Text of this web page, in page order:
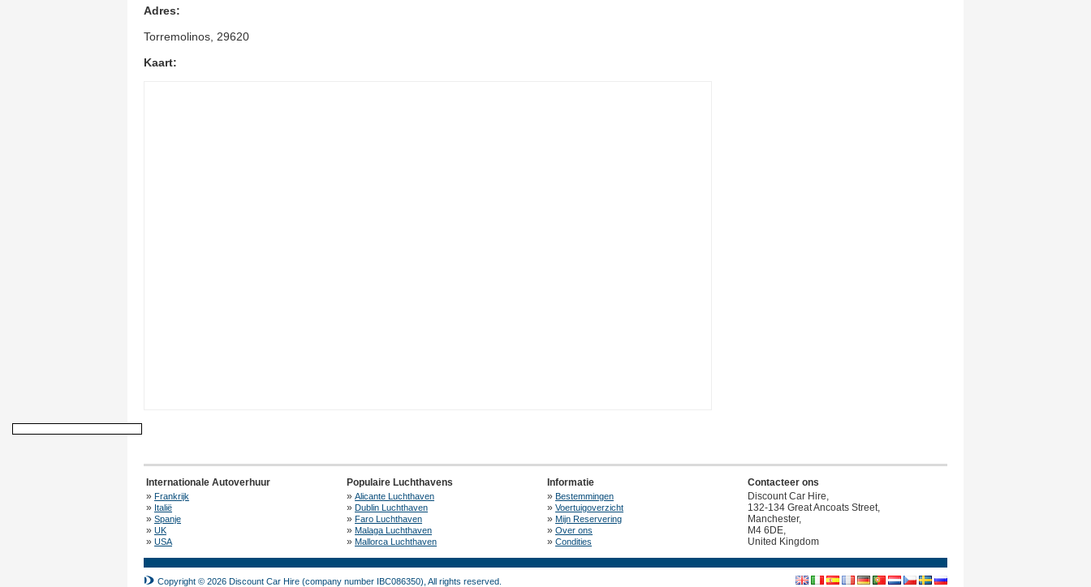
Adres:
Torremolinos, 29620
Kaart:
Internationale Autoverhuur
» Frankrijk
» Italië
» Spanje
» UK
» USA
Populaire Luchthavens
» Alicante Luchthaven
» Dublin Luchthaven
» Faro Luchthaven
» Malaga Luchthaven
» Mallorca Luchthaven
Informatie
» Bestemmingen
» Voertuigoverzicht
» Mijn Reservering
» Over ons
» Condities
Contacteer ons
Discount Car Hire,
132-134 Great Ancoats Street,
Manchester,
M4 6DE,
United Kingdom
Copyright © 2026 Discount Car Hire (company number IBC086350), All rights reserved.